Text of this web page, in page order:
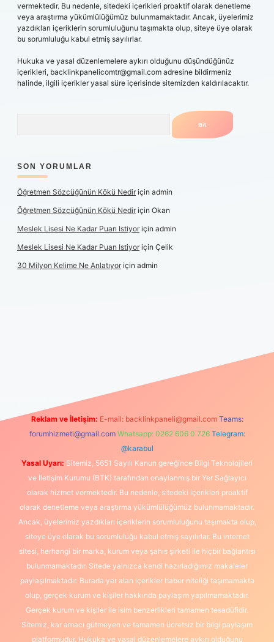
vermektedir. Bu nedenle, sitedeki içerikleri proaktif olarak denetleme
veya araştırma yükümlülüğümüz bulunmamaktadır. Ancak, üyelerimiz
yazdıkları içeriklerin sorumluluğunu taşımakta olup, siteye üye olarak
bu sorumluluğu kabul etmiş sayılırlar.
Hukuka ve yasal düzenlemelere aykırı olduğunu düşündüğünüz
içerikleri, backlinkpanelicomtr@gmail.com adresine bildirmeniz
halinde, ilgili içerikler yasal süre içerisinde sitemizden kaldırılacaktır.
SON YORUMLAR
Öğretmen Sözcüğünün Kökü Nediriçin admin
Öğretmen Sözcüğünün Kökü Nediriçin Okan
Meslek Lisesi Ne Kadar Puan Istiyoriçin admin
Meslek Lisesi Ne Kadar Puan Istiyoriçin Çelik
30 Milyon Kelime Ne Anlatıyoriçin admin
elexbetgiris.org
Reklam ve İletişim: E-mail: backlinkpaneli@gmail.com Teams:
forumhizmeti@gmail.com Whatsapp: 0262 606 0 726 Telegram:
@karabul
Yasal Uyarı: Sitemiz, 5651 Sayılı Kanun gereğince Bilgi Teknolojileri
ve İletişim Kurumu (BTK) tarafından onaylanmış bir Yer Sağlayıcı
olarak hizmet vermektedir. Bu nedenle, sitedeki içerikleri proaktif
olarak denetleme veya araştırma yükümlülüğümüz bulunmamaktadır.
Ancak, üyelerimiz yazdıkları içeriklerin sorumluluğunu taşımakta olup,
siteye üye olarak bu sorumluluğu kabul etmiş sayılırlar. Bu internet
sitesi, herhangi bir marka, kurum veya şahıs şirketi ile hiçbir bağlantısı
bulunmamaktadır. Sitede yalnızca kendi hazırladığımız makaleler
paylaşılmaktadır. Burada yer alan içerikler haber niteliği taşımamakta
olup, gerçek kurum ve kişiler hakkında paylaşım yapılmamaktadır.
Gerçek kurum ve kişiler ile isim benzerlikleri tamamen tesadüfidir.
Sitemiz, kar amacı gütmeyen ve tamamen ücretsiz bir bilgi paylaşım
platformudur. Hukuka ve yasal düzenlemelere aykırı olduğunu